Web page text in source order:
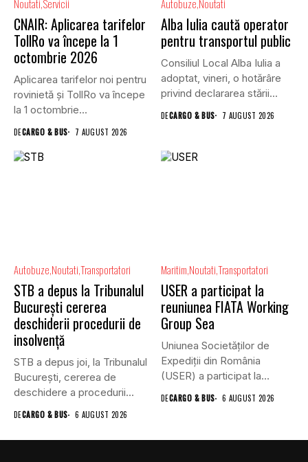
Noutati Servicii
CNAIR: Aplicarea tarifelor
TollRo va începe la 1
octombrie 2026
Aplicarea tarifelor noi pentru
rovinietă și TollRo va începe
la 1 octombrie...
DECARGO & BUS 7 AUGUST 2026
Autobuze Noutati
Alba Iulia caută operator
pentru transportul public
Consiliul Local Alba Iulia a
adoptat, vineri, o hotărâre
privind declararea stării...
DECARGO & BUS 7 AUGUST 2026
Autobuze NoutatiTransportatori
STB a depus la Tribunalul
București cererea
deschiderii procedurii de
insolvență
STB a depus joi, la Tribunalul
Bucureşti, cererea de
deschidere a procedurii...
DECARGO & BUS 6 AUGUST 2026
Maritim NoutatiTransportatori
USER a participat la
reuniunea FIATA Working
Group Sea
Uniunea Societăților de
Expediții din România
(USER) a participat la
reuniunea online...
DECARGO & BUS 6 AUGUST 2026